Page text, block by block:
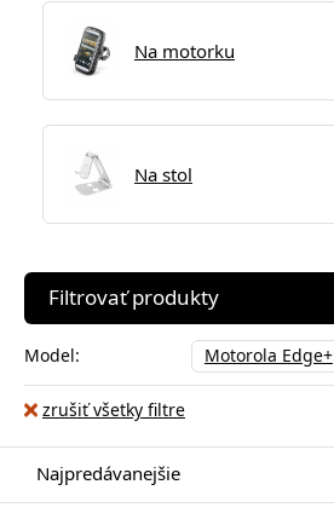
Na motorku
Na stol
Filtrovať produkty
Model: Motorola Edge+
zrušiť všetky filtre
Najpredávanejšie